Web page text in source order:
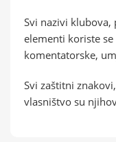
Svi nazivi klubova,
elementi koriste
komentatorske,
Svi zaštitni
vlasništvo su